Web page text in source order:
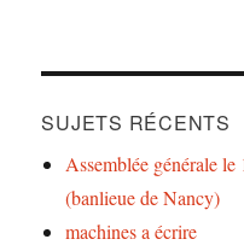
SUJETS RÉCENTS
Assemblée générale
(banlieue de Nancy)
machines a écrire